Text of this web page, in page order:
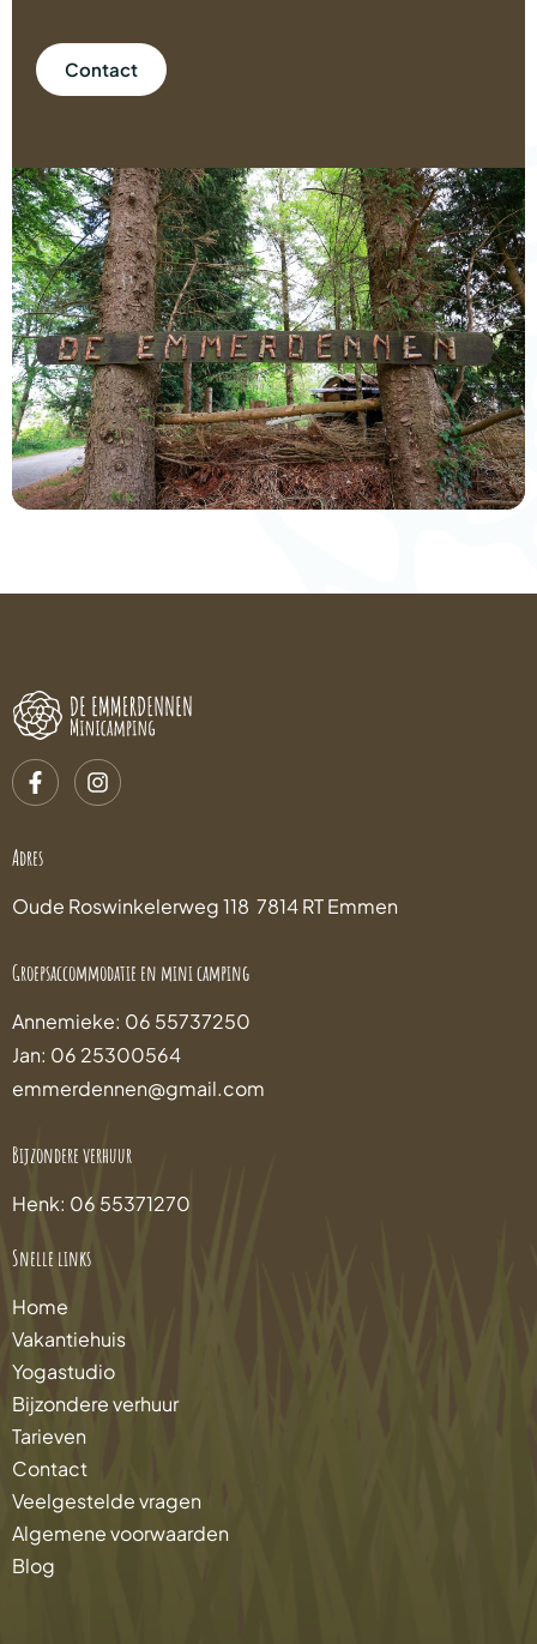
Contact
Adres
Oude Roswinkelerweg 118 7814 RT Emmen
Groepsaccommodatie en mini camping
Annemieke: 06 55737250
Jan: 06 25300564
emmerdennen@gmail.com
Bijzondere verhuur
Henk: 06 55371270
Snelle links
Home
Vakantiehuis
Yogastudio
Bijzondere verhuur
Tarieven
Contact
Veelgestelde vragen
Algemene voorwaarden
Blog